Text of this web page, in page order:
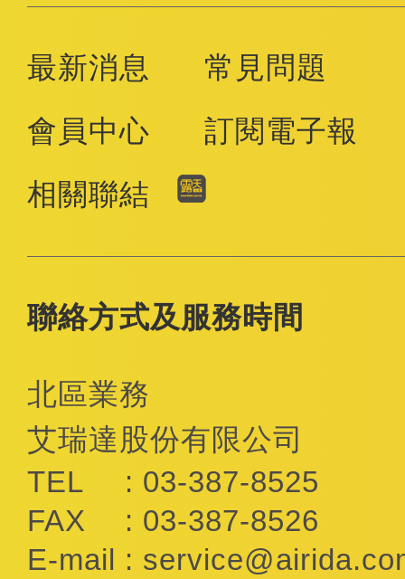
最新消息
常見問題
會員中心
訂閱電子報
相關聯結
聯絡方式及服務時間
北區業務
艾瑞達股份有限公司
TEL
: 03-387-8525
FAX
: 03-387-8526
E-mail :